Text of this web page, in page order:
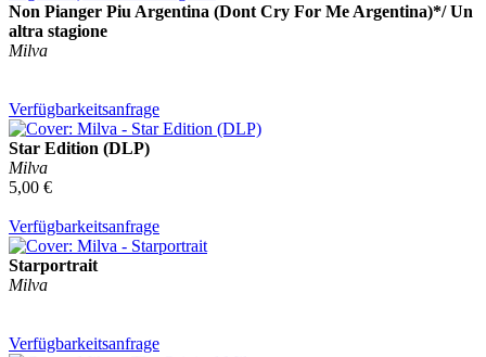
Non Pianger Piu Argentina (Dont Cry For Me Argentina)*/ Un
altra stagione
Milva
Verfügbarkeitsanfrage
Star Edition (DLP)
Milva
5,00 €
Verfügbarkeitsanfrage
Starportrait
Milva
Verfügbarkeitsanfrage